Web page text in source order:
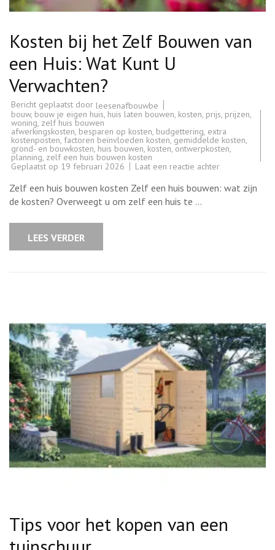
Kosten bij het Zelf Bouwen van
een Huis: Wat Kunt U
Verwachten?
Bericht geplaatst door leesenafbouwbe
bouw, bouw je eigen huis, huis laten bouwen, kosten, prijs, prijzen,
woning, zelf huis bouwen
afwerkingskosten, besparen op kosten, budgettering, extra
kostenposten, factoren beïnvloeden kosten,gemiddelde kosten,
grond- en bouwkosten, huis bouwen, kosten,ontwerpkosten,
planning, zelf een huis bouwen kosten
Geplaatst op 19 februari 2026 Laat een reactie achterop
het
Zelf een huis bouwen kosten Zelf een huis bouwen: wat zijn
de kosten? Overweegt u om zelf een huis te …
LEES VERDER
Tips voor het kopen van een